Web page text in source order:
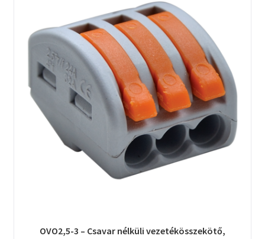
OVO2,5-3 – Csavar nélküli vezetékösszekötő,